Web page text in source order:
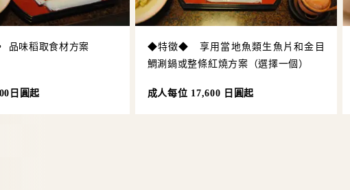
品味稻取食材方案
日圓起
◆特徵◆ 享用當地魚類生魚片和金目
鯛涮鍋或整條紅燒方案（選擇一個）
成人每位 17,600 日圓起